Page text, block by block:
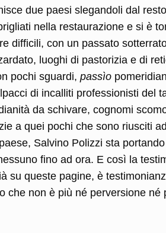
due paesi slegandoli dal
nella restaurazione e si è
difficili, con un passato
luoghi di pastorizia e di
pochi sguardi, passìo
di incalliti professionisti del
da schivare, cognomi
a quei pochi che sono riusciti
Salvino Polizzi sta
fino ad ora. E così la
su queste pagine, è
che non è più né perversione né